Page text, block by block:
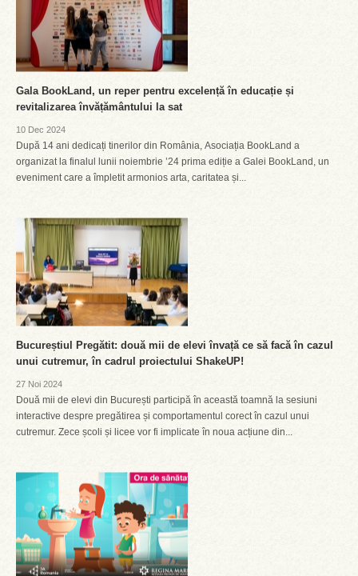
Gala BookLand, un reper pentru excelență în educație și
revitalizarea învățământului la sat
10 Dec 2024
După 14 ani dedicați tinerilor din România, Asociația BookLand a
organizat la finalul lunii noiembrie ’24 prima ediție a Galei BookLand, un
eveniment care a împletit armonios arta, caritatea și...
Bucureștiul Pregătit: două mii de elevi învață ce să facă în cazul
unui cutremur, în cadrul proiectului ShakeUP!
27 Noi 2024
Două mii de elevi din București participă în această toamnă la sesiuni
interactive despre pregătirea și comportamentul corect în cazul unui
cutremur. Zece școli și licee vor fi implicate în noua acțiune din...